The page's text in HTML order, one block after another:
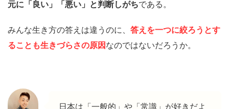
元に「良い」「悪い」と判断しがちである。
みんな生き方の答えは違うのに、 答えを一つに絞ろうとす
ることも生きづらさの原因 なのではないだろうか。
日本は「一般的」や「常識」が好きだよ